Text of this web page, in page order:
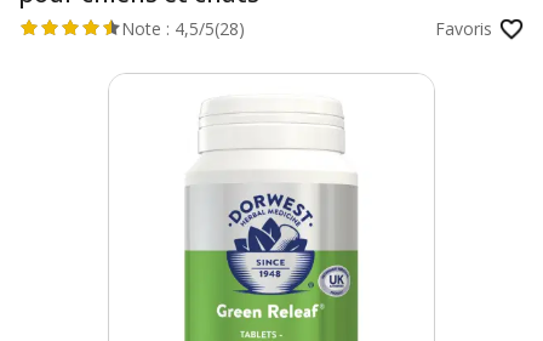
Note : 4,5/5(28) Favoris